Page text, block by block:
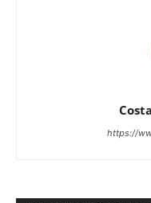
https://